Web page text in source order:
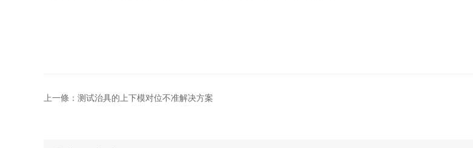
上一條：测试治具的上下模对位不准解决方案